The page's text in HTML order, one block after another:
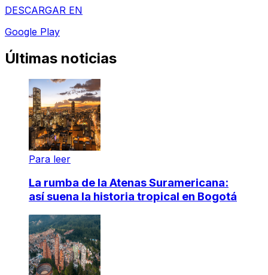
DESCARGAR EN
Google Play
Últimas noticias
Para leer
La rumba de la Atenas Suramericana:
así suena la historia tropical en Bogotá